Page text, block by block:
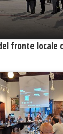
fronte locale